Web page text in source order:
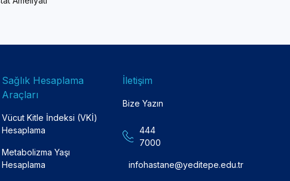
Sağlık Hesaplama
Araçları
Vücut Kitle İndeksi (VKİ)
Hesaplama
Metabolizma Yaşı
Hesaplama
İletişim
Bize Yazın
444
7000
infohastane@yeditepe.edu.tr